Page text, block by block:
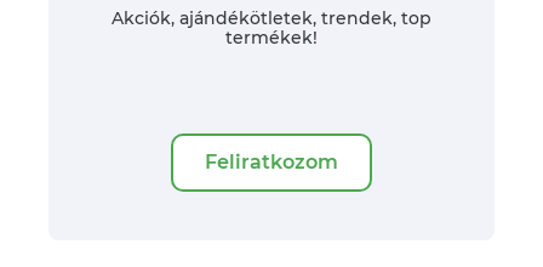
Akciók, ajándékötletek, trendek, top
termékek!
Feliratkozom